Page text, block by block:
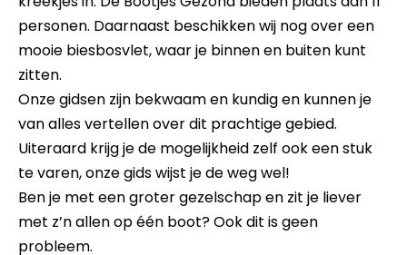
personen. Daarnaast beschikken wij nog over een
mooie biesbosvlet, waar je binnen en buiten kunt
zitten.
Onze gidsen zijn bekwaam en kundig en kunnen je
van alles vertellen over dit prachtige gebied.
Uiteraard krijg je de mogelijkheid zelf ook een stuk
te varen, onze gids wijst je de weg wel!
Ben je met een groter gezelschap en zit je liever
met z’n allen op één boot? Ook dit is geen
probleem.